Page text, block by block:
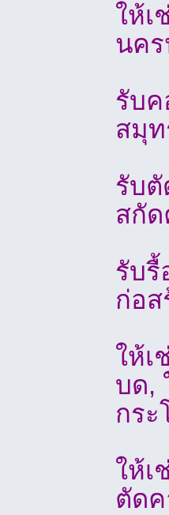
ให้เ
นค
รับค
สมุ
รับ
สกั
รับรื้
ก่อส
ให้เ
บด,
กระ
ให้เ
ตัด